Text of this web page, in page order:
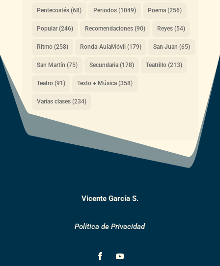
Pentecostés(68) Periodos(1049) Poema(256)
Popular(246) Recomendaciones(90) Reyes(54)
Ritmo(258) Ronda-AulaMóvil (179) San Juan (65)
San Martín (75) Secundaria(178) Teatrillo(213)
Teatro(91) Texto + Música(358)
Varias clases(234)
Vicente García S.
Política de Privacidad